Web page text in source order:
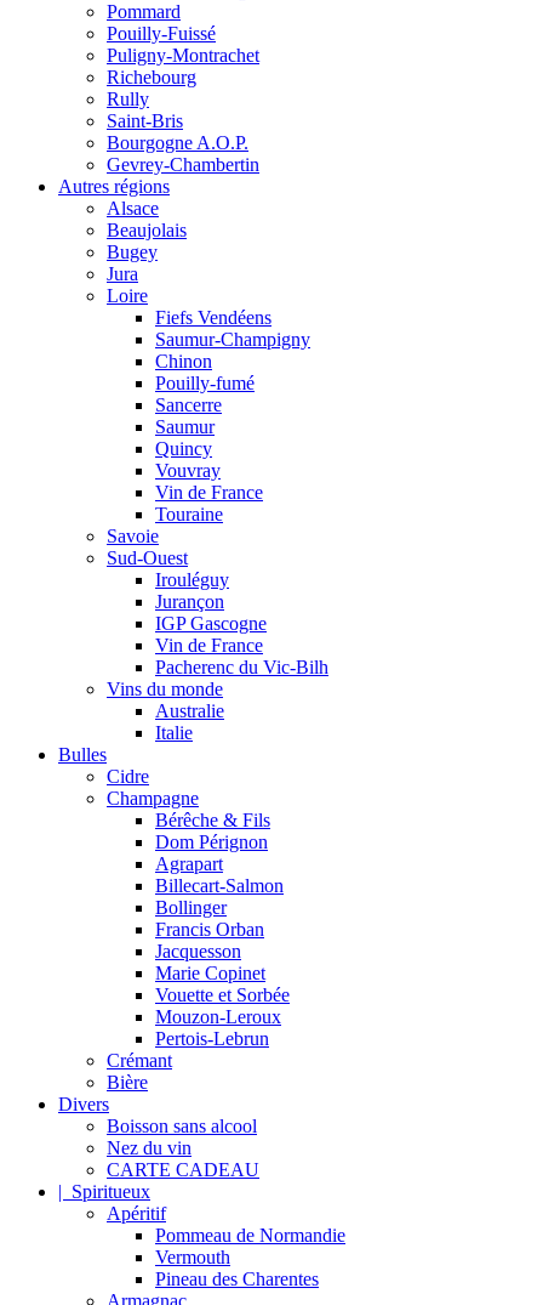
Pommard
Pouilly-Fuissé
Puligny-Montrachet
Richebourg
Rully
Saint-Bris
Bourgogne A.O.P.
Gevrey-Chambertin
Autres régions
Alsace
Beaujolais
Bugey
Jura
Loire
Fiefs Vendéens
Saumur-Champigny
Chinon
Pouilly-fumé
Sancerre
Saumur
Quincy
Vouvray
Vin de France
Touraine
Savoie
Sud-Ouest
Irouléguy
Jurançon
IGP Gascogne
Vin de France
Pacherenc du Vic-Bilh
Vins du monde
Australie
Italie
Bulles
Cidre
Champagne
Bérêche & Fils
Dom Pérignon
Agrapart
Billecart-Salmon
Bollinger
Francis Orban
Jacquesson
Marie Copinet
Vouette et Sorbée
Mouzon-Leroux
Pertois-Lebrun
Crémant
Bière
Divers
Boisson sans alcool
Nez du vin
CARTE CADEAU
| Spiritueux
Apéritif
Pommeau de Normandie
Vermouth
Pineau des Charentes
Armagnac